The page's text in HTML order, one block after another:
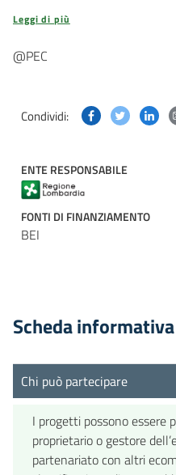
Leggi di più
@PEC
Condividi: Condividi
ENTE RESPONSABILE
FONTI DI FINANZIAMENTO
BEI
Scheda informativa
Chi può partecipare
I progetti possono essere
proprietario o gestore
partenariato con altri